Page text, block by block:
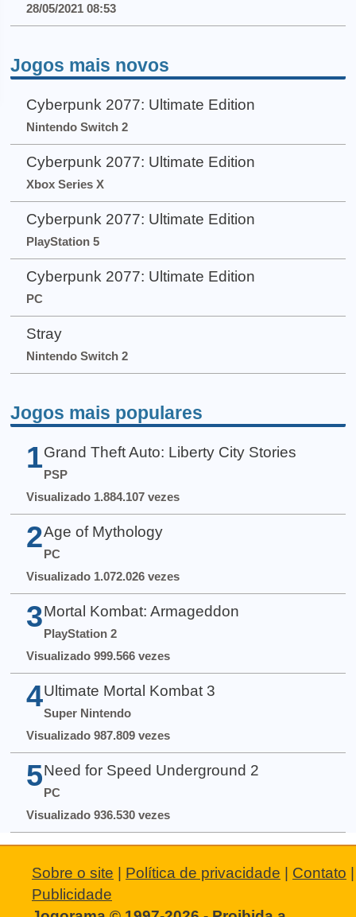
28/05/2021 08:53
Jogos mais novos
Cyberpunk 2077: Ultimate Edition
Nintendo Switch 2
Cyberpunk 2077: Ultimate Edition
Xbox Series X
Cyberpunk 2077: Ultimate Edition
PlayStation 5
Cyberpunk 2077: Ultimate Edition
PC
Stray
Nintendo Switch 2
Jogos mais populares
1 Grand Theft Auto: Liberty City Stories
PSP
Visualizado 1.884.107 vezes
2 Age of Mythology
PC
Visualizado 1.072.026 vezes
3 Mortal Kombat: Armageddon
PlayStation 2
Visualizado 999.566 vezes
4 Ultimate Mortal Kombat 3
Super Nintendo
Visualizado 987.809 vezes
5 Need for Speed Underground 2
PC
Visualizado 936.530 vezes
Sobre o site | Política de privacidade | Contato |
Publicidade